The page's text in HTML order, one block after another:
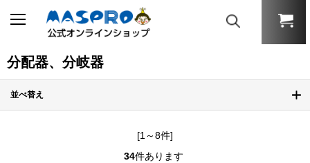
分配器、分岐器
並べ替え
[1～8件]
34件あります